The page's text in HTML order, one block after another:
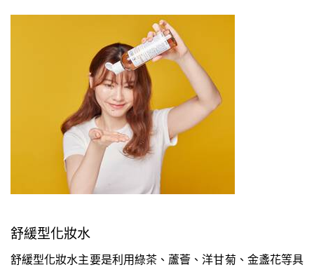
舒緩型化妝水
舒緩型化妝水主要是利用綠茶、蘆薈、洋甘菊、金盞花等具